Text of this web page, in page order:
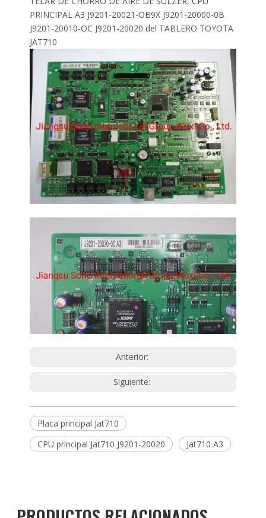
PRINCIPAL A3 J9201-20021-OB9X J9201-20000-0B
J9201-20010-OC J9201-20020 del TABLERO TOYOTA
JAT710
Anterior:
Siguiente:
Placa principal Jat710
CPU principal Jat710 J9201-20020
Jat710 A3